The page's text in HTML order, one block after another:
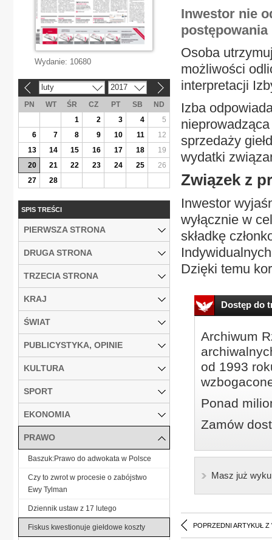
Inwestor nie
postępowania
Osoba
możliwości
interpretacji
Izba
sprzedaży
wydatki
Związek z
Inwestor
wyłącznie w
składkę
Dzięki temu
Dostęp do
Archiwum
od 1993
Ponad
Zamów
Masz już
POPRZEDNI ARTYKUŁ Z
Wydanie: 10680
luty 2017
PN WT ŚR CZ PT SB
ND
1
2 3 4
5
6
7 8 9 10 11
12
13
14 15 16 17 18
19
20
21 22 23 24 25
26
27
28
SPIS TREŚCI
PIERWSZA STRONA
DRUGA STRONA
TRZECIA STRONA
KRAJ
ŚWIAT
PUBLICYSTYKA, OPINIE
KULTURA
SPORT
EKONOMIA
PRAWO
Baszuk:Prawo do adwokata w Polsce
Czy to zwrot w procesie o zabójstwo
Ewy Tylman
Dziennik ustaw z 17 lutego
Fiskus kwestionuje giełdowe koszty